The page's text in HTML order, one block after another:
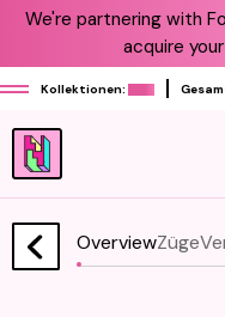
We're partnering with
acquire
Kollektionen:
OverviewZüge